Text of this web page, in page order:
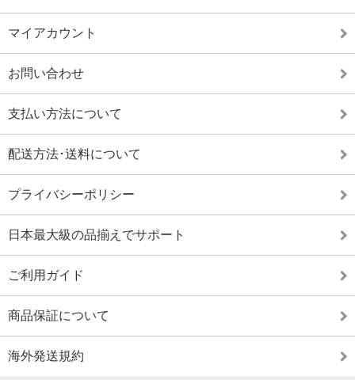
マイアカウント
お問い合わせ
支払い方法について
配送方法･送料について
プライバシーポリシー
日本最大級の品揃えでサポート
ご利用ガイド
商品保証について
海外発送規約